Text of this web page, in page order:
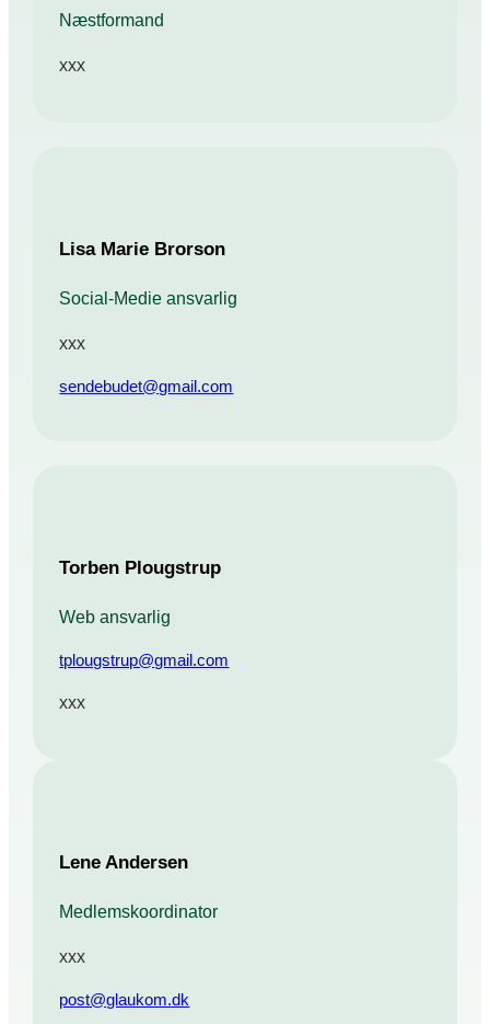
Næstformand
xxx
Lisa Marie Brorson
Social-Medie ansvarlig
xxx
sendebudet@gmail.com
Torben Plougstrup
Web ansvarlig
tplougstrup@gmail.com
xxx
Lene Andersen
Medlemskoordinator
xxx
post@glaukom.dk